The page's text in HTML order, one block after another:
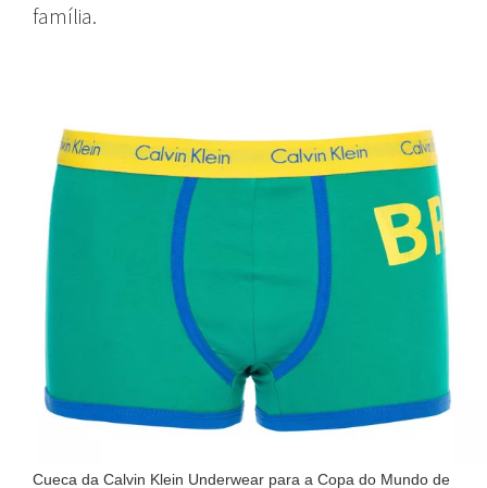
família.
Cueca da Calvin Klein Underwear para a Copa do Mundo de